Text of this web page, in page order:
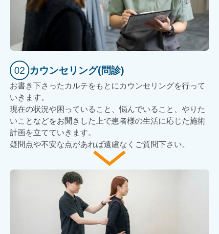
02 カウンセリング(問診)
お書き下さったカルテをもとにカウンセリングを行って
いきます。
現在の状況や困っていること、悩んでいること、やりた
いことなどをお聞きした上で患者様の生活に応じた施術
計画を立てていきます。
疑問点や不安な点があれば遠慮なくご質問下さい。